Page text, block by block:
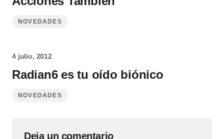
NOVEDADES
4 julio, 2012
Radian6 es tu oído biónico
NOVEDADES
Deja un comentario